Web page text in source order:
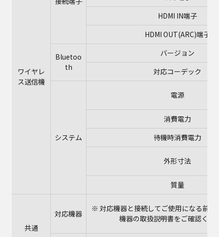
ワイヤレ
ス送信機
HDMI IN端子
HDMI OUT(ARC)端子
Bluetoo
th
バージョン
対応コーデック
システム
電源
消費電力
待機時消費電力
外形寸法
質量
共通
対応機器
※ 対応機器と接続してご使用になる前に
機器の取扱説明書をご確認くだ